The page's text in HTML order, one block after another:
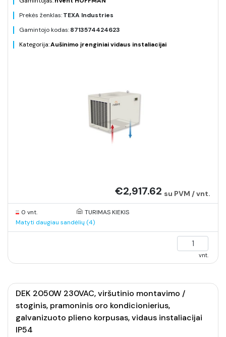
Prekės ženklas:TEXA Industries
Gamintojo kodas:8713574424623
Kategorija:Aušinimo įrenginiai vidaus instaliacijai
€2,917.62 su PVM / vnt.
0 vnt.
TURIMAS KIEKIS
Matyti daugiau sandėlių (4)
vnt.
DEK 2050W 230VAC, viršutinio montavimo /
stoginis, pramoninis oro kondicionierius,
galvanizuoto plieno korpusas, vidaus instaliacijai
IP54